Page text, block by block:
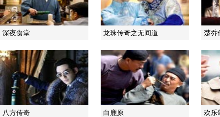
深夜食堂 龙珠传奇之无间道 楚乔
八方传奇 白鹿原 欢乐